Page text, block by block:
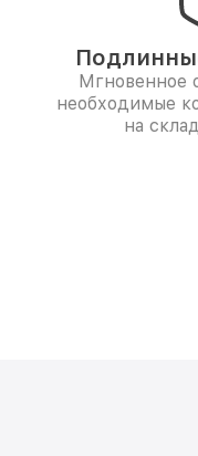
Мгновенное
необходимые
на